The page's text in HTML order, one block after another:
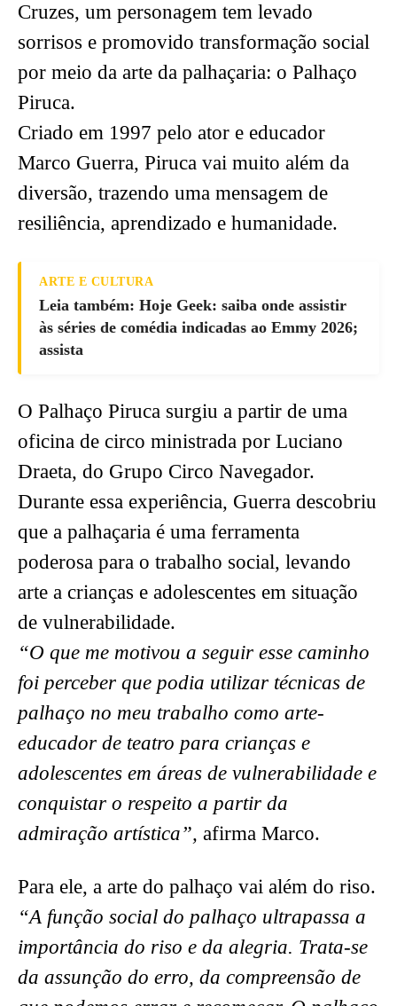
Cruzes, um personagem tem levado
sorrisos e promovido transformação social
por meio da arte da palhaçaria: o Palhaço
Piruca.
Criado em 1997 pelo ator e educador
Marco Guerra, Piruca vai muito além da
diversão, trazendo uma mensagem de
resiliência, aprendizado e humanidade.
ARTE E CULTURA
Leia também: Hoje Geek: saiba onde assistir
às séries de comédia indicadas ao Emmy 2026;
assista
O Palhaço Piruca surgiu a partir de uma
oficina de circo ministrada por Luciano
Draeta, do Grupo Circo Navegador.
Durante essa experiência, Guerra descobriu
que a palhaçaria é uma ferramenta
poderosa para o trabalho social, levando
arte a crianças e adolescentes em situação
de vulnerabilidade.
“O que me motivou a seguir esse caminho
foi perceber que podia utilizar técnicas de
palhaço no meu trabalho como arte-
educador de teatro para crianças e
adolescentes em áreas de vulnerabilidade e
conquistar o respeito a partir da
admiração artística”, afirma Marco.
Para ele, a arte do palhaço vai além do riso.
“A função social do palhaço ultrapassa a
importância do riso e da alegria. Trata-se
da assunção do erro, da compreensão de